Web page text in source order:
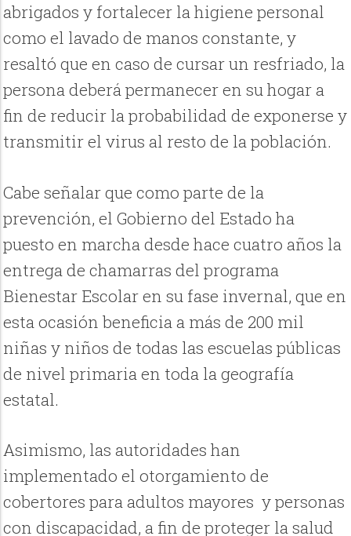
abrigados y fortalecer la higiene personal
como el lavado de manos constante, y
resaltó que en caso de cursar un resfriado, la
persona deberá permanecer en su hogar a
fin de reducir la probabilidad de exponerse y
transmitir el virus al resto de la población.
Cabe señalar que como parte de la
prevención, el Gobierno del Estado ha
puesto en marcha desde hace cuatro años la
entrega de chamarras del programa
Bienestar Escolar en su fase invernal, que en
esta ocasión beneficia a más de 200 mil
niñas y niños de todas las escuelas públicas
de nivel primaria en toda la geografía
estatal.
Asimismo, las autoridades han
implementado el otorgamiento de
cobertores para adultos mayores y personas
con discapacidad, a fin de proteger la salud